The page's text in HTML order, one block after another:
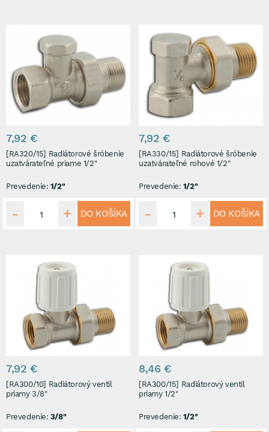
7,92 €
[RA320/15] Radiátorové šróbenie
uzatvárateľné priame 1/2"
Prevedenie: 1/2"
DO KOŠÍKA
7,92 €
[RA330/15] Radiátorové šróbenie
uzatvárateľné rohové 1/2"
Prevedenie: 1/2"
DO KOŠÍKA
7,92 €
[RA300/10] Radiátorový ventil
priamy 3/8"
Prevedenie: 3/8"
8,46 €
[RA300/15] Radiátorový ventil
priamy 1/2"
Prevedenie: 1/2"